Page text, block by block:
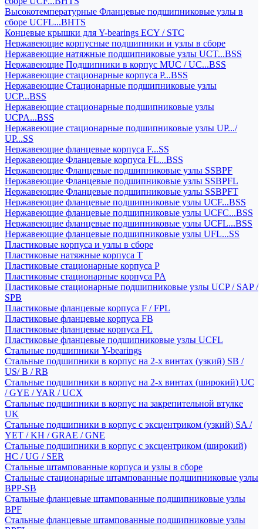
Высокотемпературные Фланцевые подшипниковые узлы в
сборе UCFL...BHTS
Концевые крышки для Y-bearings ECY / STC
Нержавеющие корпусные подшипники и узлы в сборе
Нержавеющие натяжные подшипниковые узлы UCT...BSS
Нержавеющие Подшипники в корпус MUC / UC...BSS
Нержавеющие стационарные корпуса P...BSS
Нержавеющие Стационарные подшипниковые узлы
UCP...BSS
Нержавеющие стационарные подшипниковые узлы
UCPA...BSS
Нержавеющие стационарные подшипниковые узлы UP.../
UP...SS
Нержавеющие фланцевые корпуса F...SS
Нержавеющие Фланцевые корпуса FL...BSS
Нержавеющие Фланцевые подшипниковые узлы SSBPF
Нержавеющие Фланцевые подшипниковые узлы SSBPFL
Нержавеющие Фланцевые подшипниковые узлы SSBPFT
Нержавеющие фланцевые подшипниковые узлы UCF...BSS
Нержавеющие фланцевые подшипниковые узлы UCFC...BSS
Нержавеющие фланцевые подшипниковые узлы UCFL...BSS
Нержавеющие фланцевые подшипниковые узлы UFL...SS
Пластиковые корпуса и узлы в сборе
Пластиковые натяжные корпуса T
Пластиковые стационарные корпуса P
Пластиковые стационарные корпуса PA
Пластиковые стационарные подшипниковые узлы UCP / SAP /
SPB
Пластиковые фланцевые корпуса F / FPL
Пластиковые фланцевые корпуса FB
Пластиковые фланцевые корпуса FL
Пластиковые фланцевые подшипниковые узлы UCFL
Стальные подшипники Y-bearings
Стальные подшипники в корпус на 2-х винтах (узкий) SB /
US/ B / RB
Стальные подшипники в корпус на 2-х винтах (широкий) UC
/ GYE / YAR / UCX
Стальные подшипники в корпус на закрепительной втулке
UK
Стальные подшипники в корпус с эксцентриком (узкий) SA /
YET / KH / GRAE / GNE
Стальные подшипники в корпус с эксцентриком (широкий)
HC / UG / SER
Стальные штампованные корпуса и узлы в сборе
Стальные стационарные штампованные подшипниковые узлы
BPP-SB
Стальные фланцевые штампованные подшипниковые узлы
BPF
Стальные фланцевые штампованные подшипниковые узлы